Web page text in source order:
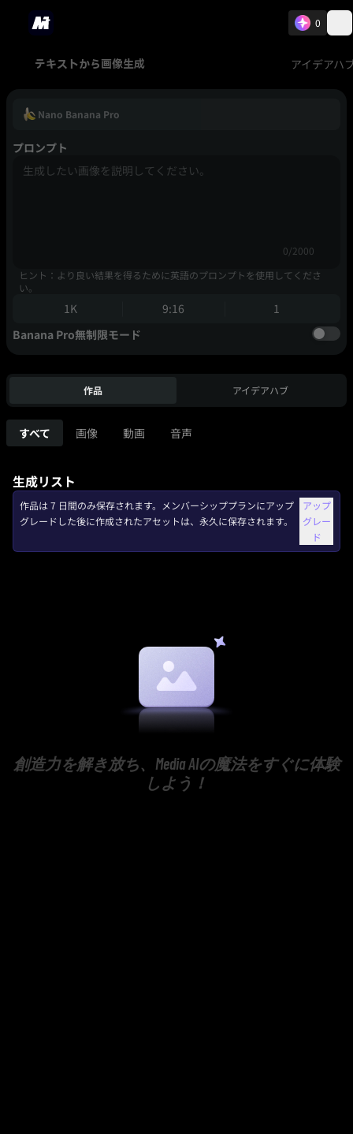
0
テキストから画像生成 アイデアハ
Nano Banana Pro
プロンプト
0/2000
ヒント：より良い結果を得るために英語のプロンプトを使用してくださ
い。
1K 9:16
1
Banana Pro無制限モード
作品 アイデアハブ
すべて 画像 動画 音声
生成リスト
作品は 7 日間のみ保存されます。メンバーシッププランにアップ
グレードした後に作成されたアセットは、永久に保存されます。
アップ
グレー
ド
創造力を解き放ち、Media AIの魔法をすぐに体験
しよう！